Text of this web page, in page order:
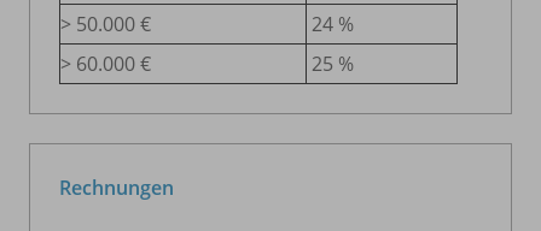
> 50.000 €
24 %
> 60.000 €
25 %
Rechnungen